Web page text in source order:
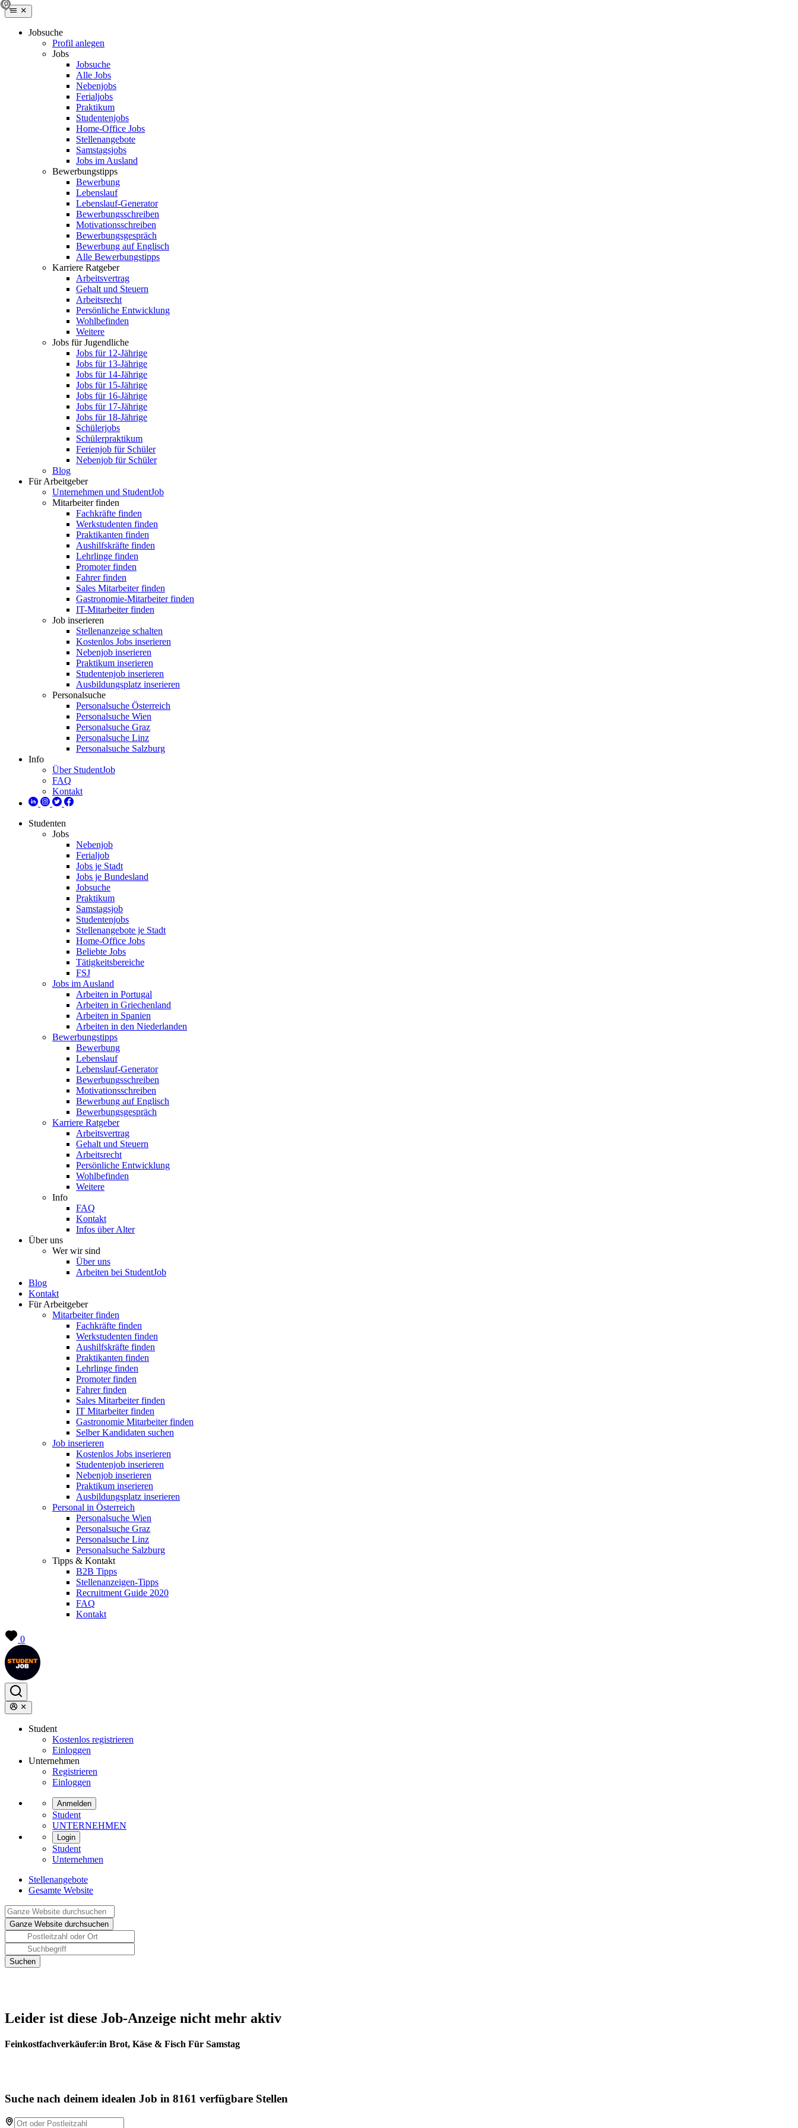
Jobsuche
Profil anlegen
Jobs
Jobsuche
Alle Jobs
Nebenjobs
Ferialjobs
Praktikum
Studentenjobs
Home-Office Jobs
Stellenangebote
Samstagsjobs
Jobs im Ausland
Bewerbungstipps
Bewerbung
Lebenslauf
Lebenslauf-Generator
Bewerbungsschreiben
Motivationsschreiben
Bewerbungsgespräch
Bewerbung auf Englisch
Alle Bewerbungstipps
Karriere Ratgeber
Arbeitsvertrag
Gehalt und Steuern
Arbeitsrecht
Persönliche Entwicklung
Wohlbefinden
Weitere
Jobs für Jugendliche
Jobs für 12-Jährige
Jobs für 13-Jährige
Jobs für 14-Jährige
Jobs für 15-Jährige
Jobs für 16-Jährige
Jobs für 17-Jährige
Jobs für 18-Jährige
Schülerjobs
Schülerpraktikum
Ferienjob für Schüler
Nebenjob für Schüler
Blog
Für Arbeitgeber
Unternehmen und StudentJob
Mitarbeiter finden
Fachkräfte finden
Werkstudenten finden
Praktikanten finden
Aushilfskräfte finden
Lehrlinge finden
Promoter finden
Fahrer finden
Sales Mitarbeiter finden
Gastronomie-Mitarbeiter finden
IT-Mitarbeiter finden
Job inserieren
Stellenanzeige schalten
Kostenlos Jobs inserieren
Nebenjob inserieren
Praktikum inserieren
Studentenjob inserieren
Ausbildungsplatz inserieren
Personalsuche
Personalsuche Österreich
Personalsuche Wien
Personalsuche Graz
Personalsuche Linz
Personalsuche Salzburg
Info
Über StudentJob
FAQ
Kontakt
Studenten
Jobs
Nebenjob
Ferialjob
Jobs je Stadt
Jobs je Bundesland
Jobsuche
Praktikum
Samstagsjob
Studentenjobs
Stellenangebote je Stadt
Home-Office Jobs
Beliebte Jobs
Tätigkeitsbereiche
FSJ
Jobs im Ausland
Arbeiten in Portugal
Arbeiten in Griechenland
Arbeiten in Spanien
Arbeiten in den Niederlanden
Bewerbungstipps
Bewerbung
Lebenslauf
Lebenslauf-Generator
Bewerbungsschreiben
Motivationsschreiben
Bewerbung auf Englisch
Bewerbungsgespräch
Karriere Ratgeber
Arbeitsvertrag
Gehalt und Steuern
Arbeitsrecht
Persönliche Entwicklung
Wohlbefinden
Weitere
Info
FAQ
Kontakt
Infos über Alter
Über uns
Wer wir sind
Über uns
Arbeiten bei StudentJob
Blog
Kontakt
Für Arbeitgeber
Mitarbeiter finden
Fachkräfte finden
Werkstudenten finden
Aushilfskräfte finden
Praktikanten finden
Lehrlinge finden
Promoter finden
Fahrer finden
Sales Mitarbeiter finden
IT Mitarbeiter finden
Gastronomie Mitarbeiter finden
Selber Kandidaten suchen
Job inserieren
Kostenlos Jobs inserieren
Studentenjob inserieren
Nebenjob inserieren
Praktikum inserieren
Ausbildungsplatz inserieren
Personal in Österreich
Personalsuche Wien
Personalsuche Graz
Personalsuche Linz
Personalsuche Salzburg
Tipps & Kontakt
B2B Tipps
Stellenanzeigen-Tipps
Recruitment Guide 2020
FAQ
Kontakt
0
Student
Kostenlos registrieren
Einloggen
Unternehmen
Registrieren
Einloggen
Anmelden
Student
UNTERNEHMEN
Login
Student
Unternehmen
Stellenangebote
Gesamte Website
Leider ist diese Job-Anzeige nicht mehr aktiv
Feinkostfachverkäufer:in Brot, Käse & Fisch Für Samstag
Suche nach deinem idealen Job in 8161 verfügbare Stellen